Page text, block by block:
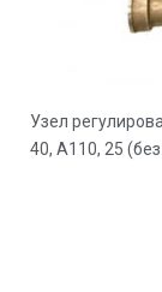
Узел
40, A110, 25